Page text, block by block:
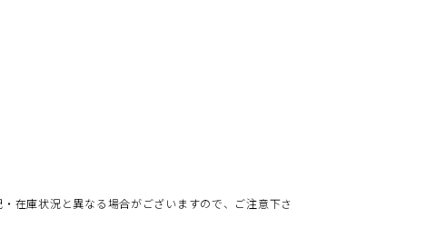
在庫状況と異なる場合がございますので、ご注意下さ